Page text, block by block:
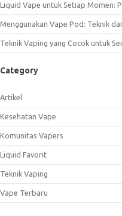
Liquid Vape untuk Setiap Momen:
Menggunakan Vape Pod: Teknik
Teknik Vaping yang Cocok untuk
Category
Artikel
Kesehatan Vape
Komunitas Vapers
Liquid Favorit
Teknik Vaping
Vape Terbaru